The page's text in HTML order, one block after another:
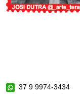
37 9 9974-3434